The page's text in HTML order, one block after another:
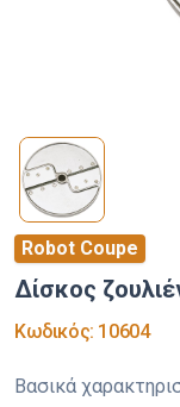
Robot Coupe
Δίσκος
Κωδικός: 10604
Βασικά